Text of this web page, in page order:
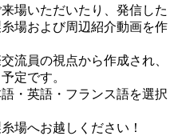
場いただいたり、発信した
場および周辺紹介動画を作
流員の視点から作成され、
定です。
・英語・フランス語を選択
場へお越しください！